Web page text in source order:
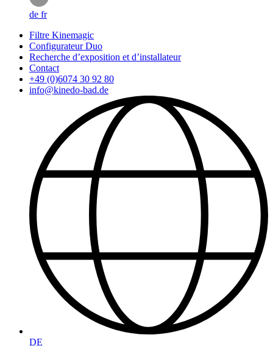
de fr
Filtre Kinemagic
Configurateur Duo
Recherche d’exposition et d’installateur
Contact
+49 (0)6074 30 92 80
info@kinedo-bad.de
DE